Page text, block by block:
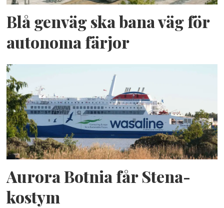
Blå genväg ska bana väg för
autonoma färjor
Aurora Botnia får Stena-
kostym